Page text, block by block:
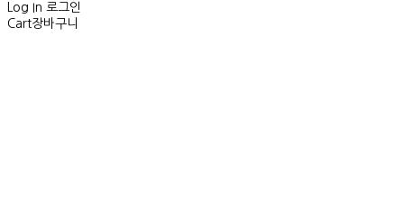
Log In 로그인
Cart장바구니